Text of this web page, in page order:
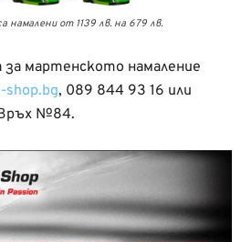
намалени от 1139 лв. на 679 лв.
мартенското намаление
shop.bg, 089 844 93 16 или
Връх №84.